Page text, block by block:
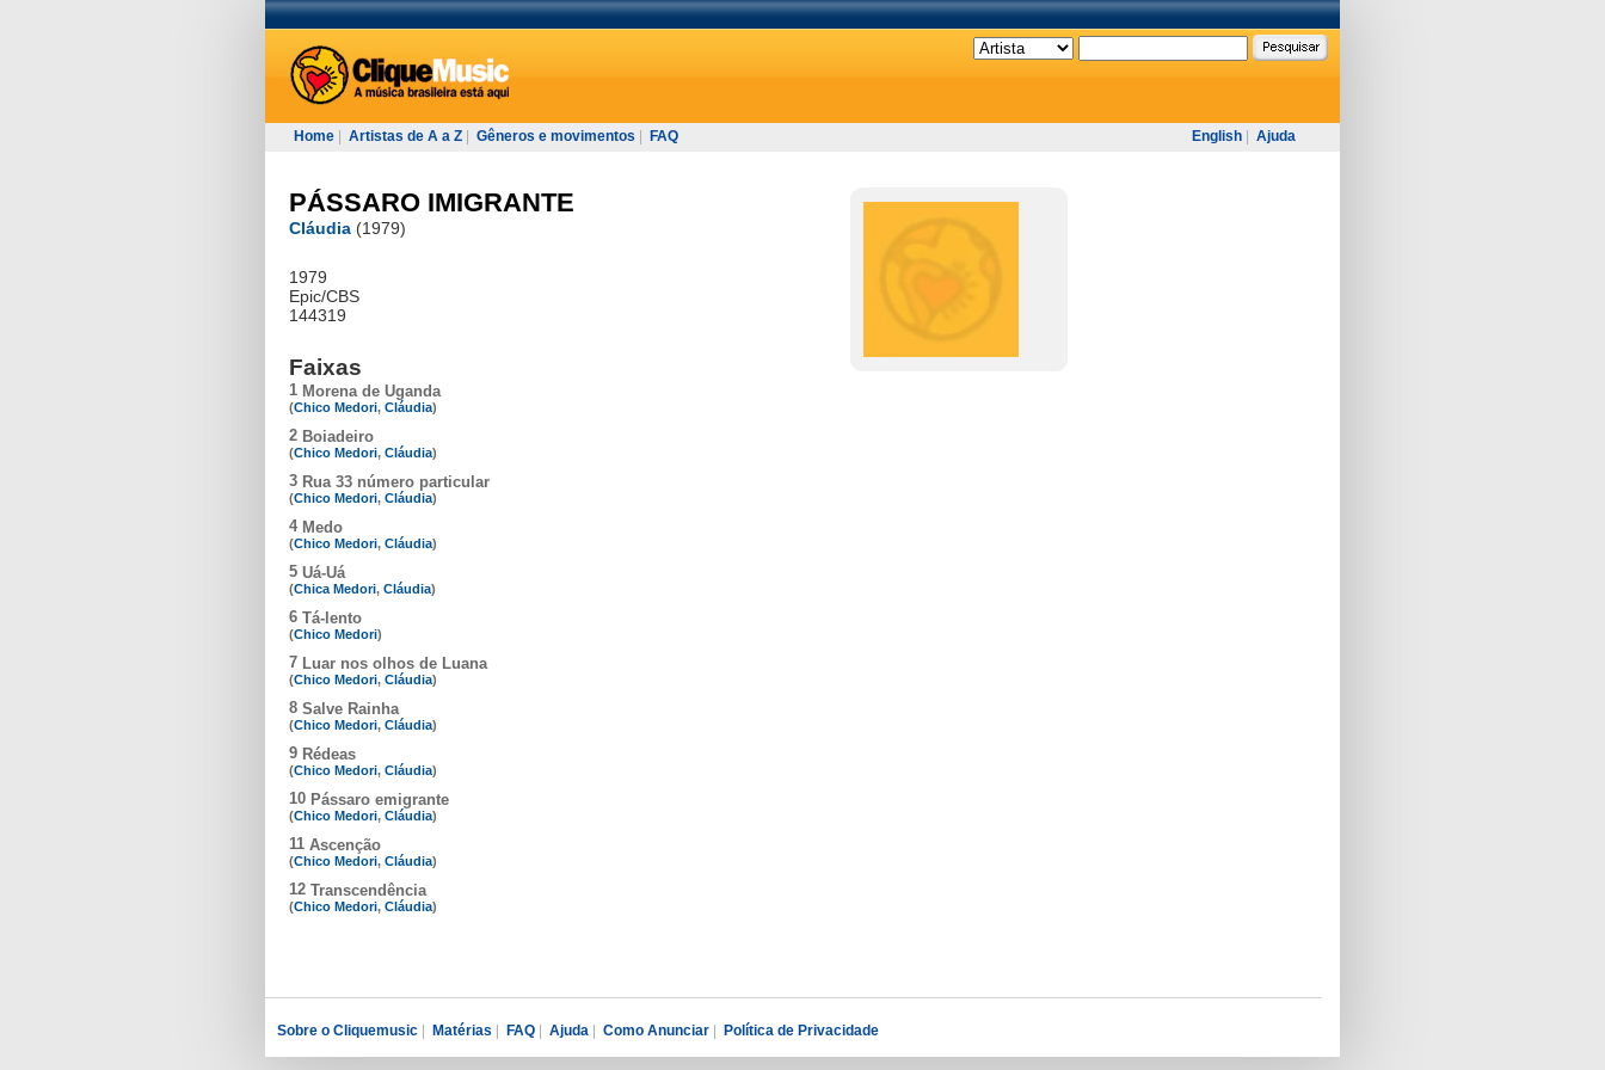
Home Artistas de A a Z Gêneros e movimentos FAQ English Ajuda
PÁSSARO IMIGRANTE
Cláudia (1979)
1979
Epic/CBS
144319
Faixas
1 Morena de Uganda
(Chico Medori, Cláudia)
2 Boiadeiro
(Chico Medori, Cláudia)
3 Rua 33 número particular
(Chico Medori, Cláudia)
4 Medo
(Chico Medori, Cláudia)
5 Uá-Uá
(Chica Medori, Cláudia)
6 Tá-lento
(Chico Medori)
7 Luar nos olhos de Luana
(Chico Medori, Cláudia)
8 Salve Rainha
(Chico Medori, Cláudia)
9 Rédeas
(Chico Medori, Cláudia)
10 Pássaro emigrante
(Chico Medori, Cláudia)
11 Ascenção
(Chico Medori, Cláudia)
12 Transcendência
(Chico Medori, Cláudia)
Sobre o Cliquemusic Matérias FAQ Ajuda Como Anunciar Política de Privacidade